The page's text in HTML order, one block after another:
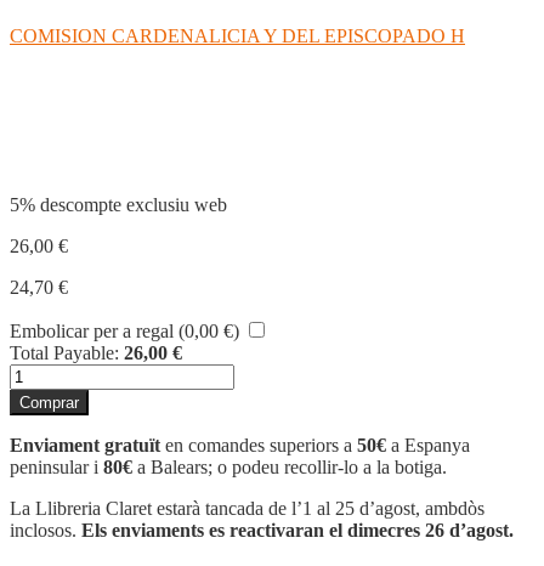
COMISION CARDENALICIA Y DEL EPISCOPADO H
5% descompte exclusiu web
26,00 €
24,70 €
Embolicar per a regal (0,00 €)
Total Payable: 26,00 €
quantitat
de
EVANGELIO
SEGÚN
SAN
JUAN
Comprar
Enviament gratuït en comandes superiors a 50€ a Espanya
peninsular i 80€ a Balears; o podeu recollir-lo a la botiga.
La Llibreria Claret estarà tancada de l’1 al 25 d’agost, ambdòs
inclosos. Els enviaments es reactivaran el dimecres 26 d’agost.